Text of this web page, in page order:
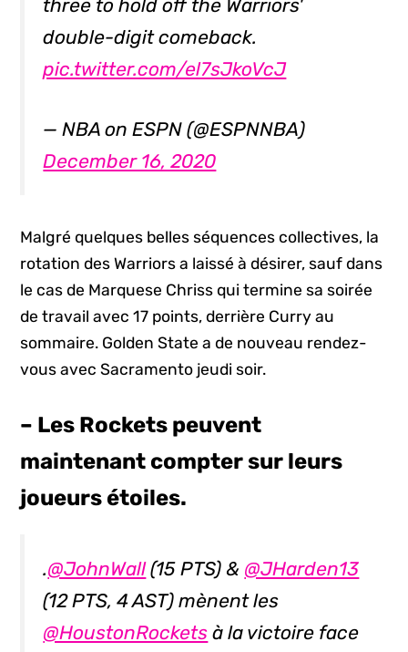
three to hold off the Warriors'
double-digit comeback.
pic.twitter.com/el7sJkoVcJ
— NBA on ESPN (@ESPNNBA)
December 16, 2020
Malgré quelques belles séquences collectives, la
rotation des Warriors a laissé à désirer, sauf dans
le cas de Marquese Chriss qui termine sa soirée
de travail avec 17 points, derrière Curry au
sommaire. Golden State a de nouveau rendez-
vous avec Sacramento jeudi soir.
– Les Rockets peuvent
maintenant compter sur leurs
joueurs étoiles.
.@JohnWall(15 PTS) & @JHarden13
(12 PTS, 4 AST) mènent les
@HoustonRockets à la victoire face